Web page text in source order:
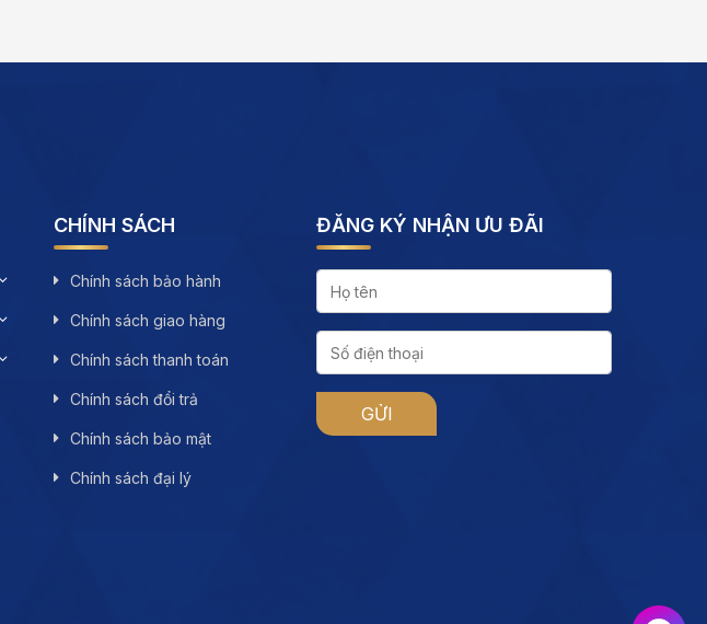
CHÍNH SÁCH
Chính sách bảo hành
Chính sách giao hàng
Chính sách thanh toán
Chính sách đổi trả
Chính sách bảo mật
Chính sách đại lý
ĐĂNG KÝ NHẬN ƯU ĐÃI